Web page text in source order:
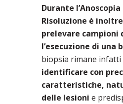
Durante
Risoluzione è
prelevare campioni
l’esecuzione di una
biopsia rimane
identificare con
caratteristiche,
delle lesioni e